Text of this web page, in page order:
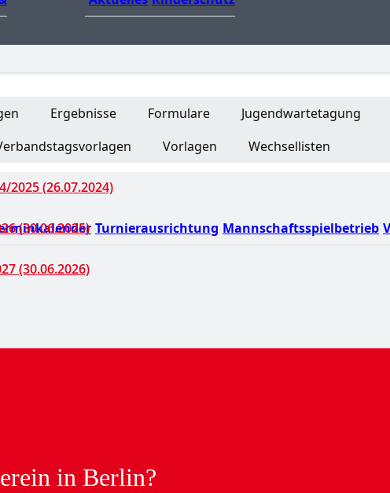
Turnierausrichtung Mannschaftsspielbetrieb
Ergebnisse Formulare Jugendwartetagung
Vorlagen Wechsellisten
2025 (26.07.2024)
(30.06.2025)
(30.06.2026)
in Berlin?